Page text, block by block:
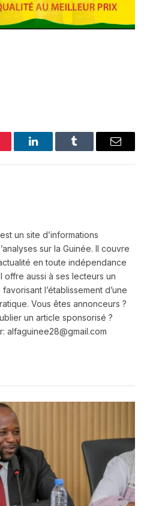
LinkedInTumblr Email
un site d’informations
sur la Guinée. Il couvre
en toute indépendance
offre aussi à ses lecteurs un
l’établissement d’une
Vous êtes annonceurs ?
un article sponsorisé ?
alfaguinee28@gmail.com